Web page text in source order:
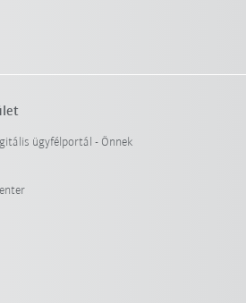
ügyfélportál - Önnek